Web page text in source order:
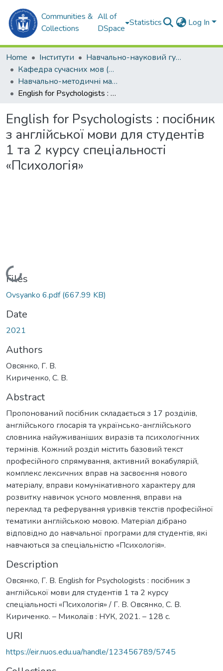
Communities &
Collections
All of
DSpace
Statistics Log In
Home Інститути
Навчально-науковий гуманітарний інститут (ННГІ)
Кафедра сучасних мов (СМ)
Навчально-методичні матеріали (СМ)
English for Psychologists : посібник з англійської мови для студентів 1 та 2 курсу спеціальності «Психологія»
English for Psychologists : посібник
з англійської мови для студентів
1 та 2 курсу спеціальності
«Психологія»
Loading...
Files
Ovsyanko 6.pdf(667.99 KB)
Date
2021
Authors
Овсянко, Г. В.
Кириченко, С. В.
Abstract
Пропонований посібник складається з 17 розділів,
англійського глосарія та українсько-англійського
словника найуживаніших виразів та психологічних
термінів. Кожний розділ містить базовий текст
професійного спрямування, активний вокабулярій,
комплекс лексичних вправ на засвоєння нового
матеріалу, вправи комунікативного характеру для
розвитку навичок усного мовлення, вправи на
переклад та реферування уривків текстів професійної
тематики англійською мовою. Матеріал дібрано
відповідно до навчальної програми для студентів, які
навчаються за спеціальністю «Психологія».
Description
Овсянко, Г. В. English for Psychologists : посібник з
англійської мови для студентів 1 та 2 курсу
спеціальності «Психологія» / Г. В. Овсянко, С. В.
Кириченко. – Миколаїв : НУК, 2021. – 128 с.
URI
https://eir.nuos.edu.ua/handle/123456789/5745